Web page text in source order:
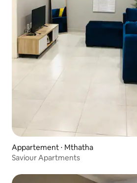
Appartement ⋅ Mthatha
Saviour Apartments